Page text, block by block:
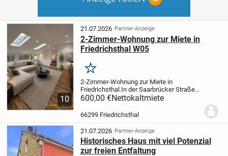
10
21.07.2026 Partner-Anzeige
2-Zimmer-Wohnung zur Miete in
Friedrichsthal W05
Merken
2-Zimmer-Wohnung zur Miete in
Friedrichsthal.In der Saarbrücker Straße
216 in Friedrichsthal steht eine
kernsanierte 2-Zimmer-Wohnung zur
Vermietung. Die Wohnung umfasst zwei
Wohnräume, eine Küche...
600,00 €Nettokaltmiete
66299 Friedrichsthal
21.07.2026 Partner-Anzeige
Historisches Haus mit viel Potenzial
zur freien Entfaltung